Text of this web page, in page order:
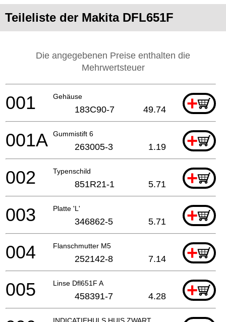
Teileliste der Makita DFL651F
Die angegebenen Preise enthalten die
Mehrwertsteuer
Gehäuse +
001 183C90-7 49.74
Gummistift 6 +
001A 263005-3 1.19
Typenschild +
002 851R21-1 5.71
Platte 'L' +
003 346862-5 5.71
Flanschmutter M5 +
004 252142-8 7.14
Linse Dfl651F A +
005 458391-7 4.28
INDICATIEHULS HUIS ZWART